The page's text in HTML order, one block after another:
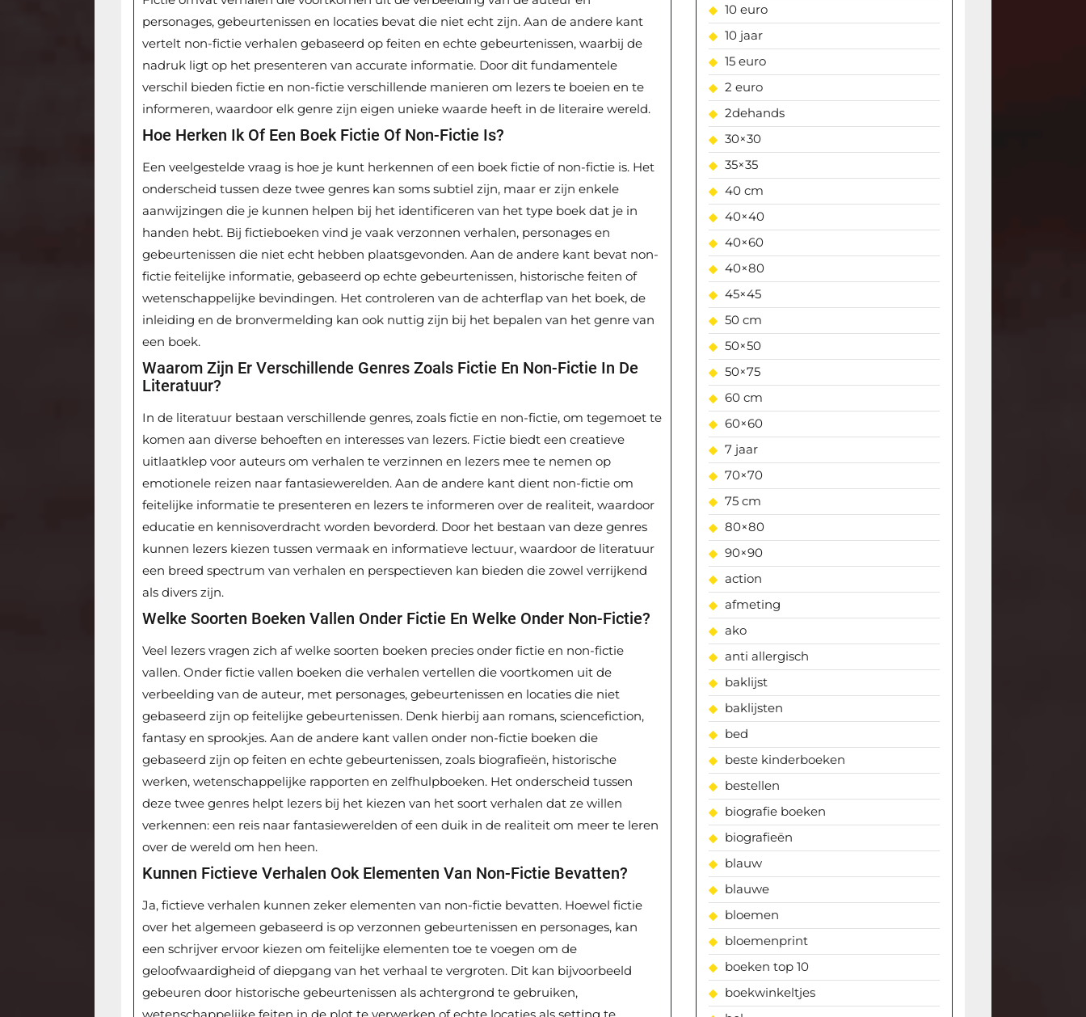
personages, gebeurtenissen en locaties bevat die niet echt zijn. Aan de andere kant
vertelt non-fictie verhalen gebaseerd op feiten en echte gebeurtenissen, waarbij de
nadruk ligt op het presenteren van accurate informatie. Door dit fundamentele
verschil bieden fictie en non-fictie verschillende manieren om lezers te boeien en te
informeren, waardoor elk genre zijn eigen unieke waarde heeft in de literaire wereld.
Hoe Herken Ik Of Een Boek Fictie Of Non-Fictie Is?
Een veelgestelde vraag is hoe je kunt herkennen of een boek fictie of non-fictie is. Het
onderscheid tussen deze twee genres kan soms subtiel zijn, maar er zijn enkele
aanwijzingen die je kunnen helpen bij het identificeren van het type boek dat je in
handen hebt. Bij fictieboeken vind je vaak verzonnen verhalen, personages en
gebeurtenissen die niet echt hebben plaatsgevonden. Aan de andere kant bevat non-
fictie feitelijke informatie, gebaseerd op echte gebeurtenissen, historische feiten of
wetenschappelijke bevindingen. Het controleren van de achterflap van het boek, de
inleiding en de bronvermelding kan ook nuttig zijn bij het bepalen van het genre van
een boek.
Waarom Zijn Er Verschillende Genres Zoals Fictie En Non-Fictie In De
Literatuur?
In de literatuur bestaan verschillende genres, zoals fictie en non-fictie, om tegemoet te
komen aan diverse behoeften en interesses van lezers. Fictie biedt een creatieve
uitlaatklep voor auteurs om verhalen te verzinnen en lezers mee te nemen op
emotionele reizen naar fantasiewerelden. Aan de andere kant dient non-fictie om
feitelijke informatie te presenteren en lezers te informeren over de realiteit, waardoor
educatie en kennisoverdracht worden bevorderd. Door het bestaan van deze genres
kunnen lezers kiezen tussen vermaak en informatieve lectuur, waardoor de literatuur
een breed spectrum van verhalen en perspectieven kan bieden die zowel verrijkend
als divers zijn.
Welke Soorten Boeken Vallen Onder Fictie En Welke Onder Non-Fictie?
Veel lezers vragen zich af welke soorten boeken precies onder fictie en non-fictie
vallen. Onder fictie vallen boeken die verhalen vertellen die voortkomen uit de
verbeelding van de auteur, met personages, gebeurtenissen en locaties die niet
gebaseerd zijn op feitelijke gebeurtenissen. Denk hierbij aan romans, sciencefiction,
fantasy en sprookjes. Aan de andere kant vallen onder non-fictie boeken die
gebaseerd zijn op feiten en echte gebeurtenissen, zoals biografieën, historische
werken, wetenschappelijke rapporten en zelfhulpboeken. Het onderscheid tussen
deze twee genres helpt lezers bij het kiezen van het soort verhalen dat ze willen
verkennen: een reis naar fantasiewerelden of een duik in de realiteit om meer te leren
over de wereld om hen heen.
Kunnen Fictieve Verhalen Ook Elementen Van Non-Fictie Bevatten?
Ja, fictieve verhalen kunnen zeker elementen van non-fictie bevatten. Hoewel fictie
over het algemeen gebaseerd is op verzonnen gebeurtenissen en personages, kan
een schrijver ervoor kiezen om feitelijke elementen toe te voegen om de
geloofwaardigheid of diepgang van het verhaal te vergroten. Dit kan bijvoorbeeld
gebeuren door historische gebeurtenissen als achtergrond te gebruiken,
10 euro
10 jaar
15 euro
2 euro
2dehands
30×30
35×35
40 cm
40×40
40×60
40×80
45×45
50 cm
50×50
50×75
60 cm
60×60
7 jaar
70×70
75 cm
80×80
90×90
action
afmeting
ako
anti allergisch
baklijst
baklijsten
bed
beste kinderboeken
bestellen
biografie boeken
biografieën
blauw
blauwe
bloemen
bloemenprint
boeken top 10
boekwinkeltjes